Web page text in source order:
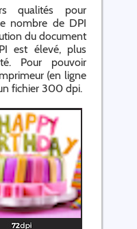
qualités pour
nombre de DPI
du document
est élevé, plus
Pour pouvoir
(en ligne
fichier 300 dpi.